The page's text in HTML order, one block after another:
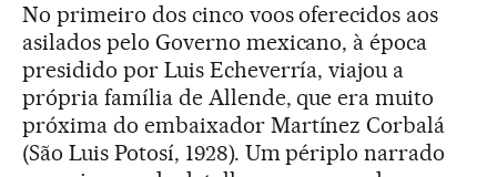
No primeiro dos cinco voos oferecidos aos
asilados pelo Governo mexicano, à época
presidido por Luis Echeverría, viajou a
própria família de Allende, que era muito
próxima do embaixador Martínez Corbalá
(São Luis Potosí, 1928). Um périplo narrado